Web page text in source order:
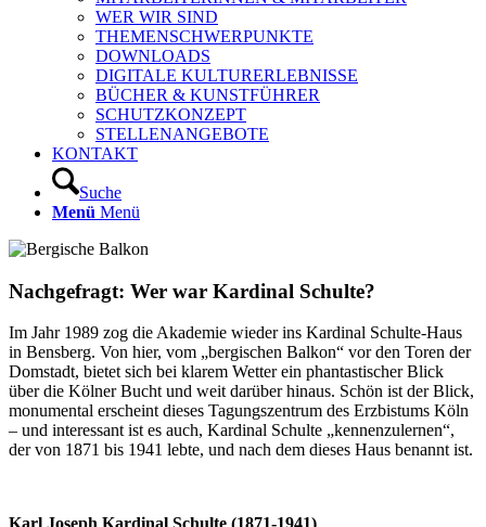
WER WIR SIND
THEMENSCHWERPUNKTE
DOWNLOADS
DIGITALE KULTURERLEBNISSE
BÜCHER & KUNSTFÜHRER
SCHUTZKONZEPT
STELLENANGEBOTE
KONTAKT
Suche
Menü Menü
Nachgefragt: Wer war Kardinal Schulte?
Im Jahr 1989 zog die Akademie wieder ins Kardinal Schulte-Haus
in Bensberg. Von hier, vom „bergischen Balkon“ vor den Toren der
Domstadt, bietet sich bei klarem Wetter ein phantastischer Blick
über die Kölner Bucht und weit darüber hinaus. Schön ist der Blick,
monumental erscheint dieses Tagungszentrum des Erzbistums Köln
– und interessant ist es auch, Kardinal Schulte „kennenzulernen“,
der von 1871 bis 1941 lebte, und nach dem dieses Haus benannt ist.